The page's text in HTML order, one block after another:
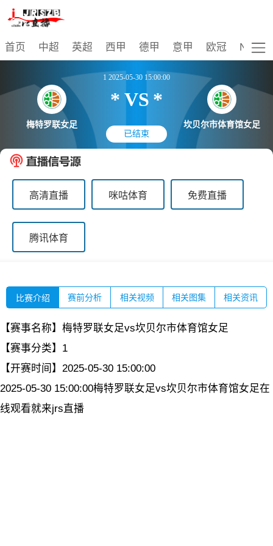
首页 中超 英超 西甲 德甲 意甲 欧冠 NBA
梅特罗联女足
1 2025-05-30 15:00:00
* VS *
已结束
坎贝尔市体育馆女足
高清直播 咪咕体育 免费直播
腾讯体育
比赛介绍 赛前分析 相关视频 相关图集 相关资讯
【赛事名称】 梅特罗联女足vs坎贝尔市体育馆女足
【赛事分类】 1
【开赛时间】 2025-05-30 15:00:00
2025-05-30 15:00:00梅特罗联女足vs坎贝尔市体育馆女足在
线观看就来jrs直播